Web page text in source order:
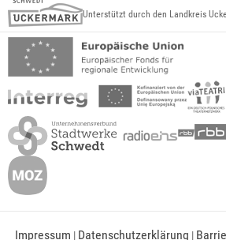
Unterstützt durch den Landkreis
Impressum | Datenschutzerklärung |